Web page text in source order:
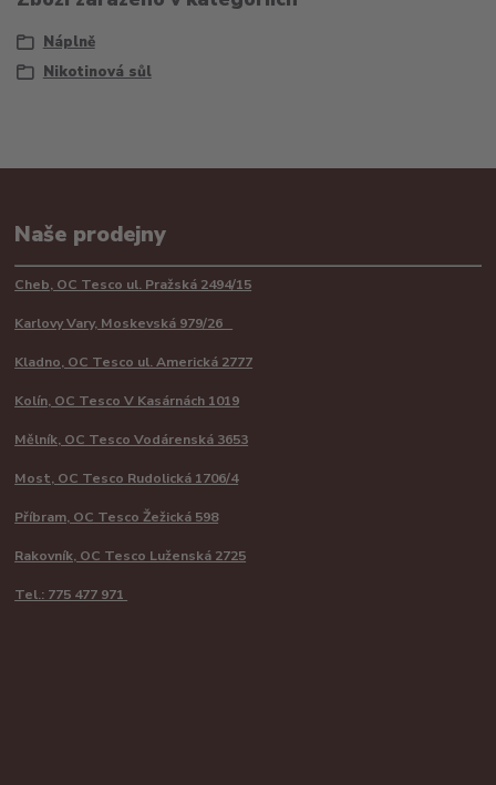
Náplně
Nikotinová sůl
Naše prodejny
Cheb, OC Tesco ul. Pražská 2494/15
Karlovy Vary, Moskevská 979/26
Kladno, OC Tesco ul. Americká 2777
Kolín, OC Tesco V Kasárnách 1019
Mělník, OC Tesco Vodárenská 3653
Most, OC Tesco Rudolická 1706/4
Příbram, OC Tesco Žežická 598
Rakovník, OC Tesco Luženská 2725
Tel.: 775 477 971